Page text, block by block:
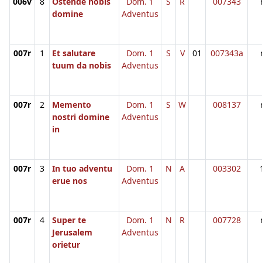
domine
Adventus
007r 1
Et salutare
tuum da nobis
Dom. 1
Adventus
S V 01 007343a
007r 2
Memento
nostri domine
in
Dom. 1
Adventus
S W 008137
007r 3
In tuo adventu
erue nos
Dom. 1
Adventus
N A 003302
007r 4
Super te
Jerusalem
orietur
Dom. 1
Adventus
N R 007728